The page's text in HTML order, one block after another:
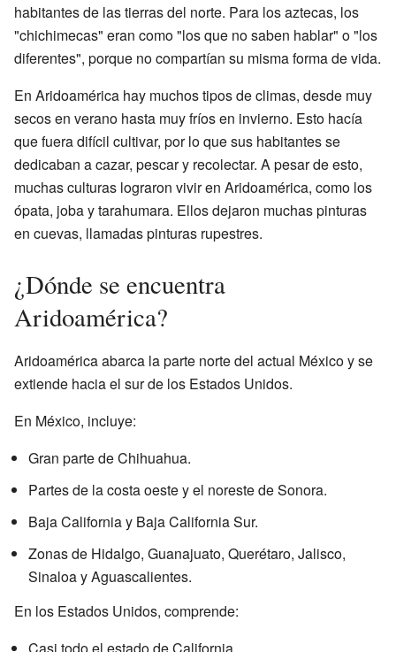
habitantes de las tierras del norte. Para los aztecas, los
"chichimecas" eran como "los que no saben hablar" o "los
diferentes", porque no compartían su misma forma de vida.
En Aridoamérica hay muchos tipos de climas, desde muy
secos en verano hasta muy fríos en invierno. Esto hacía
que fuera difícil cultivar, por lo que sus habitantes se
dedicaban a cazar, pescar y recolectar. A pesar de esto,
muchas culturas lograron vivir en Aridoamérica, como los
ópata, joba y tarahumara. Ellos dejaron muchas pinturas
en cuevas, llamadas pinturas rupestres.
¿Dónde se encuentra
Aridoamérica?
Aridoamérica abarca la parte norte del actual México y se
extiende hacia el sur de los Estados Unidos.
En México, incluye:
Gran parte de Chihuahua.
Partes de la costa oeste y el noreste de Sonora.
Baja California y Baja California Sur.
Zonas de Hidalgo, Guanajuato, Querétaro, Jalisco,
Sinaloa y Aguascalientes.
En los Estados Unidos, comprende:
Casi todo el estado de California.